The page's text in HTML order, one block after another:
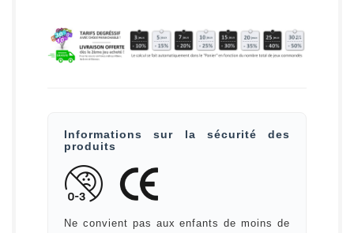
Informations sur la sécurité des
produits
Ne convient pas aux enfants de moins de